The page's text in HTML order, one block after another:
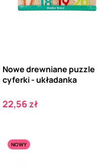
Nowe drewniane puzzle
cyferki - układanka
Cena
22,56 zł
NOWY